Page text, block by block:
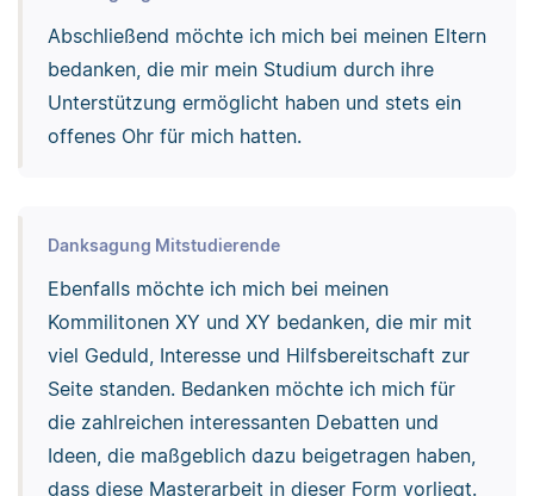
Abschließend möchte ich mich bei meinen Eltern
bedanken, die mir mein Studium durch ihre
Unterstützung ermöglicht haben und stets ein
offenes Ohr für mich hatten.
Danksagung Mitstudierende
Ebenfalls möchte ich mich bei meinen
Kommilitonen XY und XY bedanken, die mir mit
viel Geduld, Interesse und Hilfsbereitschaft zur
Seite standen. Bedanken möchte ich mich für
die zahlreichen interessanten Debatten und
Ideen, die maßgeblich dazu beigetragen haben,
dass diese Masterarbeit in dieser Form vorliegt.